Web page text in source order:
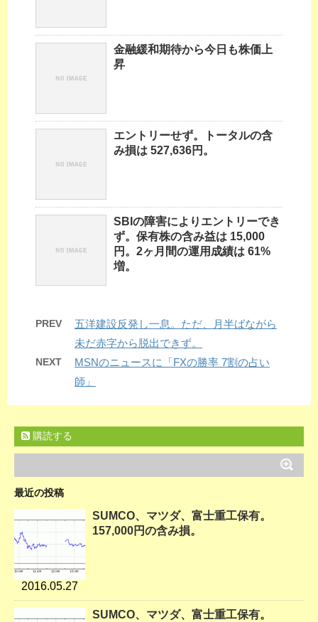
金融緩和期待から今日も株価上
昇
エントリーせず。トータルの含
み損は 527,636円。
SBIの障害によりエントリーでき
ず。保有株の含み益は 15,000
円。2ヶ月間の運用成績は 61%
増。
PREV
五洋建設反発し一息。ただ、月半ばながら
未だ赤字から脱出できず。
NEXT
MSNのニュースに「FXの勝率 7割の占い
師」
購読する
最近の投稿
2016.05.27
SUMCO、マツダ、富士重工保有。
157,000円の含み損。
SUMCO、マツダ、富士重工保有。